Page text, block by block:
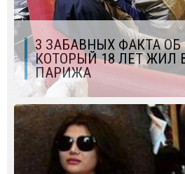
3 ЗАБАВНЫХ ФАКТА
КОТОРЫЙ 18 ЛЕТ ЖИЛ
ПАРИЖА